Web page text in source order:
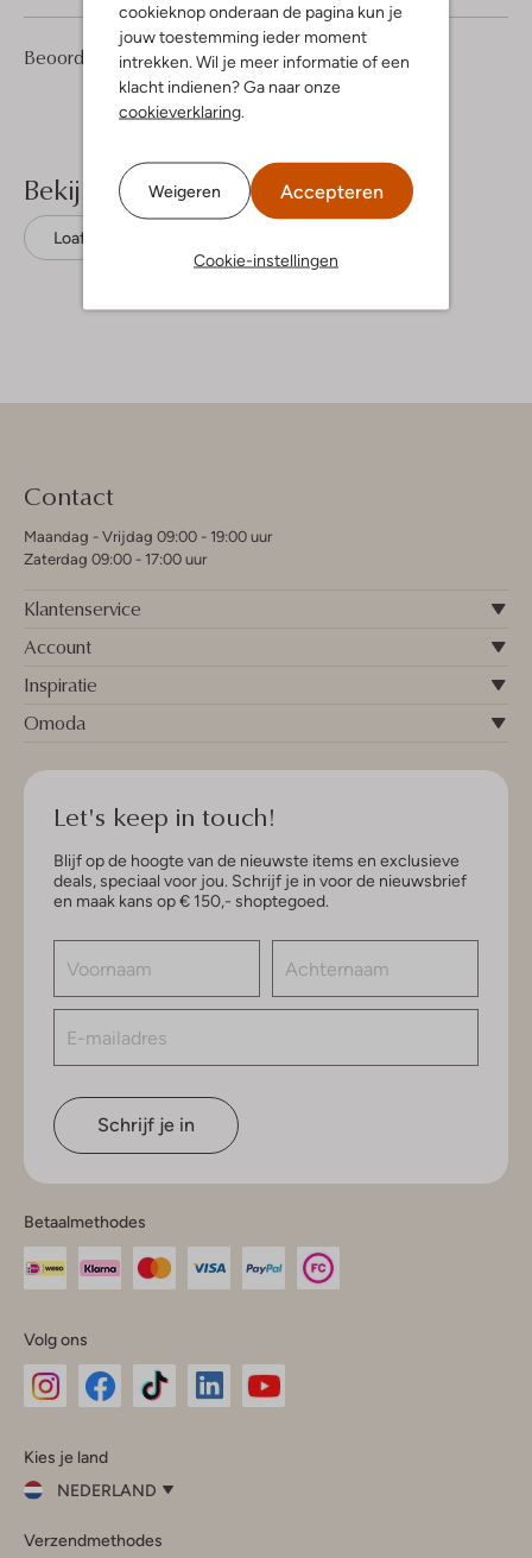
cookieknop onderaan de pagina kun je
jouw toestemming ieder moment
intrekken. Wil je meer informatie of een
klacht indienen? Ga naar onze
cookieverklaring.
Weigeren Accepteren
Cookie-instellingen
Beoordelingen (5) 4/5
5
4
Sterren
Bekijk meer
Loafers
Contact
Maandag - Vrijdag 09:00 - 19:00 uur
Zaterdag 09:00 - 17:00 uur
Klantenservice
Account
Inspiratie
Omoda
Let's keep in touch!
Blijf op de hoogte van de nieuwste items en exclusieve
deals, speciaal voor jou. Schrijf je in voor de nieuwsbrief
en maak kans op € 150,- shoptegoed.
Schrijf je in
Betaalmethodes
Volg ons
InstagramFacebook
Kies je land
NEDERLAND
je
Verzendmethodes